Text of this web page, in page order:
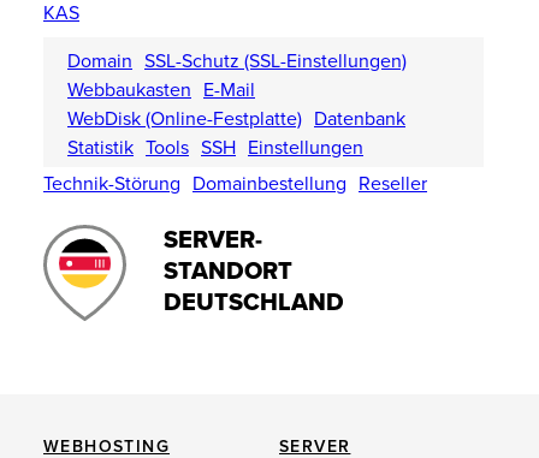
KAS
Domain SSL-Schutz (SSL-Einstellungen)
Webbaukasten E-Mail
WebDisk (Online-Festplatte) Datenbank
Statistik Tools SSH Einstellungen
Technik-Störung Domainbestellung Reseller
SERVER-
STANDORT
DEUTSCHLAND
WEBHOSTING SERVER